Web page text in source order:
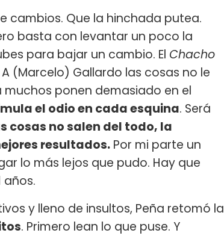
cambios. Que la hinchada putea.
basta con levantar un poco la
para bajar un cambio. El Chacho
(Marcelo) Gallardo las cosas no le
muchos ponen demasiado en el
el odio en cada esquina. Será
cosas no salen del todo, la
resultados. Por mi parte un
lo más lejos que pudo. Hay que
años.
y lleno de insultos, Peña retomó la
. Primero lean lo que puse. Y